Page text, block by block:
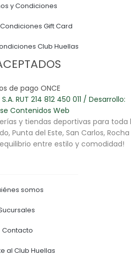
y Condiciones
Gift Card
Club Huellas
RUT 214 812 450 011 / Desarrollo:
Contenidos Web
y tiendas deportivas para toda
Punta del Este, San Carlos,
entre estilo y comodidad!
somos
Contacto
al Club Huellas